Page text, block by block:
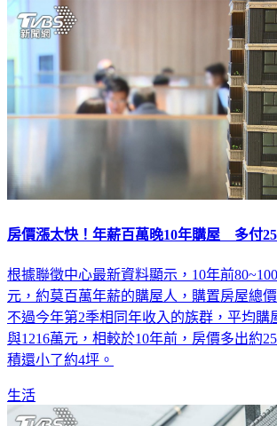
房價漲太快！年薪百萬晚10年購屋 多付
根據聯徵中心最新資料顯示，10年前
元，約莫百萬年薪的購屋人，購置房屋總價
不過今年第2季相同年收入的族群，平均購
與1216萬元，相較於10年前，房價多出約
積還小了約4坪。
生活